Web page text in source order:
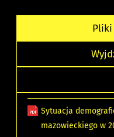
Sytuacja
mazowieckiego w